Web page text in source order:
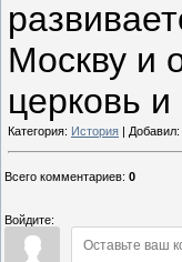
Москву и
церковь
Категория: История | Добавил:
Всего комментариев: 0
Войдите: